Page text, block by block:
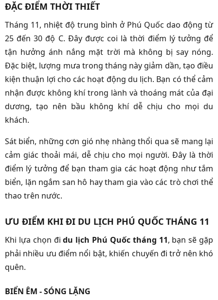
ĐẶC ĐIỂM THỜI THIẾT
Tháng 11, nhiệt độ trung bình ở Phú Quốc dao động từ
25 đến 30 độ C. Đây được coi là thời điểm lý tưởng để
tận hưởng ánh nắng mặt trời mà không bị say nóng.
Đặc biệt, lượng mưa trong tháng này giảm dần, tạo điều
kiện thuận lợi cho các hoạt động du lịch. Bạn có thể cảm
nhận được không khí trong lành và thoáng mát của đại
dương, tạo nên bầu không khí dễ chịu cho mọi du
khách.
Sát biển, những cơn gió nhẹ nhàng thổi qua sẽ mang lại
cảm giác thoải mái, dễ chịu cho mọi người. Đây là thời
điểm lý tưởng để bạn tham gia các hoạt động như tắm
biển, lặn ngắm san hô hay tham gia vào các trò chơi thể
thao trên nước.
ƯU ĐIỂM KHI ĐI DU LỊCH PHÚ QUỐC THÁNG 11
Khi lựa chọn đi du lịch Phú Quốc tháng 11, bạn sẽ gặp
phải nhiều ưu điểm nổi bật, khiến chuyến đi trở nên khó
quên.
BIỂN ÊM - SÓNG LẶNG